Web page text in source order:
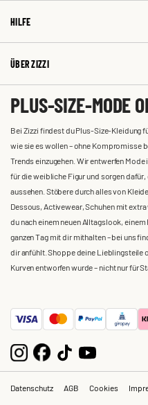
HILFE
ÜBER ZIZZI
PLUS-SIZE-MODE
Bei Zizzi findest du Plus-Size-Kleidung
wie sie es wollen – ohne Kompromisse
Trends einzugehen. Wir entwerfen
für die weibliche Figur und sorgen
aussehen. Stöbere durch alles von
Dessous, Activewear, Schuhen mit
du nach einem neuen Alltagslook,
ganzen Tag mit dir mithalten – bei uns
dir anfühlt. Shoppe deine Lieblingsteile
Kurven entworfen wurde – nicht nur für
Datenschutz AGB Cookies